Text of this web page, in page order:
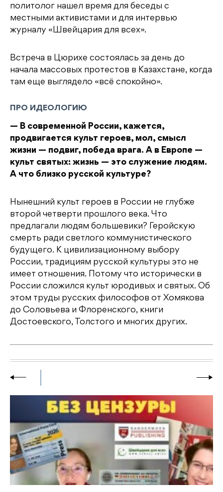
политолог нашел время для беседы с
местными активистами и для интервью
журналу «Швейцария для всех».
Встреча в Цюрихе состоялась за день до
начала массовых протестов в Казахстане, когда
там еще выглядело «всё спокойно».
ПРО ИДЕОЛОГИЮ
— В современной России, кажется,
продвигается культ героев, мол, смысл
жизни — подвиг, победа врага. А в Европе —
культ святых: жизнь — это служение людям.
А что близко русской культуре?
Нынешний культ героев в России не глубже
второй четверти прошлого века. Что
предлагали людям большевики? Геройскую
смерть ради светлого коммунистического
будущего. К цивилизационному выбору
России, традициям русской культуры это не
имеет отношения. Потому что исторически в
России сложился культ юродивых и святых. Об
этом труды русских философов от Хомякова
до Соловьева и Флоренского, книги
Достоевского, Толстого и многих других.